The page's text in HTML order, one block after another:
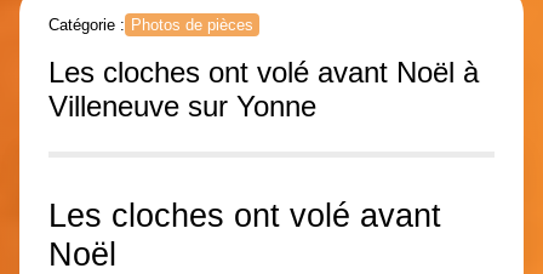
Catégorie : Photos de pièces
Les cloches ont volé avant Noël à
Villeneuve sur Yonne
Les cloches ont volé avant
Noël